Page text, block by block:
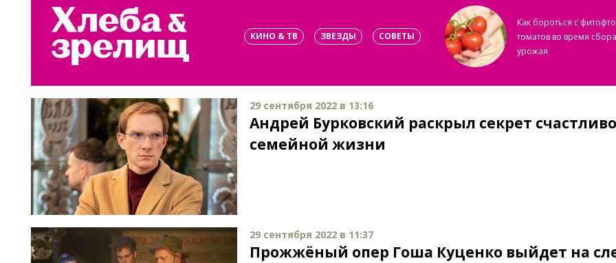
КИНО & ТВ ЗВЕЗДЫ СОВЕТЫ
Как бороться с
томатов во время сбора
урожая
29 сентября 2022 в 13:16
Андрей Бурковский раскрыл секрет
семейной жизни
29 сентября 2022 в 11:37
Прожжёный опер Гоша Куценко выйдет на